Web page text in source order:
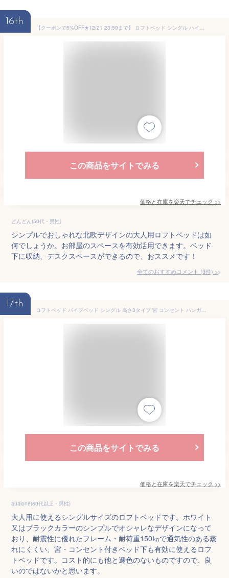
16th
【クーポンで5%OFF★12/21 23:59まで】 ロフトベッド シングル ハイタイプ 大人 ロフト ベッド 大人用 ベッド下収納 北欧 風 子供部屋 システムベッド 収納 収納付 木製 フレーム ホワイト ナチュラル ディスプレイ棚 子ども キッズ 一人暮らし 寮 ゲストハウス
この商品をサイトでみる
価格と在庫を楽天でチェック >>
どんどん(50代・男性)
シンプルでおしゃれな北欧デザインの大人用ロフトベッドは如
何でしょうか。お部屋のスペースを有効活用できます。ベッド
下に収納、デスクスペースができるので、おススメです！
全てのおすすめコメント (3件) >
17th
ロフトベッド パイプベッド シングル 高さ3タイプ 宮 コンセント ハンガーポール メッシュ ロフトベッド ロータイプ 大人用 システムベッド 下収納 子供ベッド 二段ベッド 省スペース スチール 耐震 ベッド パイプ 金属 社員寮 学生寮
この商品をサイトでみる
価格と在庫を楽天でチェック >>
aualone(80代以上・男性)
大人用に使えるシングルサイズのロフトベッドです。ホワイト
又はブラックカラーのシンプルでオシャレなデザインになって
おり、耐震性に優れたフレーム・耐荷重150㎏で通気性のある蒸
れにくくい、宮・コンセント付きベッド下も有効に使えるロフ
トベッドです。コスト的にも他と遜色のないものですので、良
いのではないかと思います。